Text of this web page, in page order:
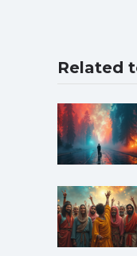
Related